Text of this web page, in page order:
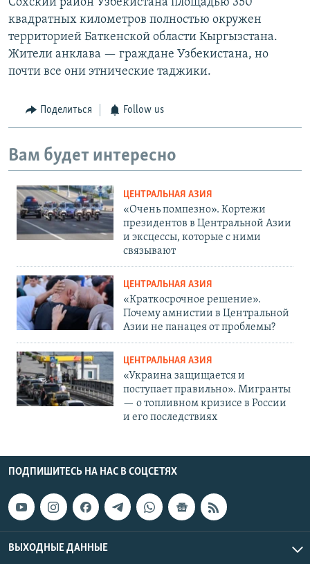
Сохский район Узбекистана площадью 350
квадратных километров полностью окружен
территорией Баткенской области Кыргызстана.
Жители анклава — граждане Узбекистана, но
почти все они этнические таджики.
Поделиться Follow us
Вам будет интересно
ЦЕНТРАЛЬНАЯ АЗИЯ
«Очень помпезно». Кортежи
президентов в Центральной Азии
и эксцессы, которые с ними
связывают
ЦЕНТРАЛЬНАЯ АЗИЯ
«Краткосрочное решение».
Почему амнистии в Центральной
Азии не панацея от проблемы?
ЦЕНТРАЛЬНАЯ АЗИЯ
«Украина защищается и
поступает правильно». Мигранты
— о топливном кризисе в России
и его последствиях
ПОДПИШИТЕСЬ НА НАС В СОЦСЕТЯХ
ВЫХОДНЫЕ ДАННЫЕ